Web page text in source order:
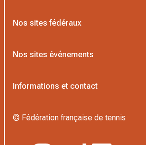
Nos sites fédéraux
L’Institut Formation Tennis
Proshop FFT
Nos sites événements
Informations et contact
© Fédération française de tennis